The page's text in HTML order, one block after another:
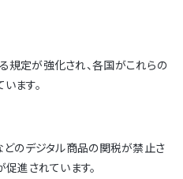
定が強化され、各国がこれらの
ます。
どのデジタル商品の関税が禁止さ
促進されています。